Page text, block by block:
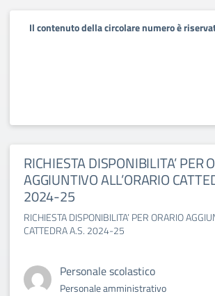
Il contenuto della circolare numero è
RICHIESTA DISPONIBILITA’ PER
AGGIUNTIVO ALL’ORARIO
2024-25
RICHIESTA DISPONIBILITA’ PER ORARIO
CATTEDRA A.S. 2024-25
Personale scolastico
Personale amministrativo